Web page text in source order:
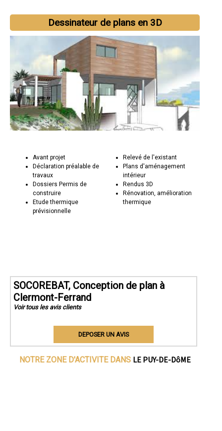
Dessinateur de plans en 3D
Avant projet
Déclaration préalable de
travaux
Dossiers Permis de
construire
Etude thermique
prévisionnelle
Relevé de l'existant
Plans d'aménagement
intérieur
Rendus 3D
Rénovation, amélioration
thermique
SOCOREBAT, Conception de plan à
Clermont-Ferrand
Voir tous les avis clients
DEPOSER UN AVIS
NOTRE ZONE D'ACTIVITE DANS LE PUY-DE-DôME